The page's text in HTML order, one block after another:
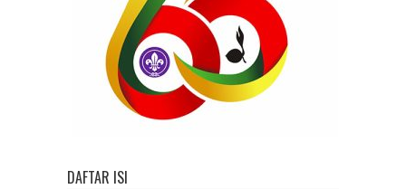
DAFTAR ISI